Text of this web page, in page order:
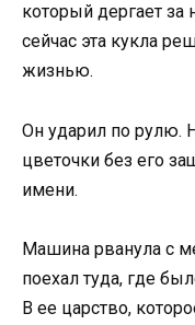
который дергает за
сейчас эта кукла
жизнью.
Он ударил по рулю.
цветочки без его
имени.
Машина рванула с
поехал туда, где
В ее царство,